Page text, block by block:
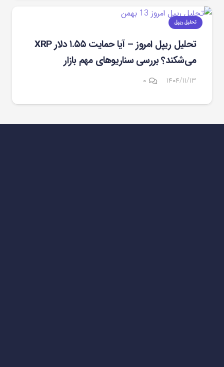
تحلیل ریپل
تحلیل ریپل امروز – آیا حمایت ۱.۵۵ دلار XRP
می‌شکند؟ بررسی سناریوهای مهم بازار
۱۴۰۴/۱۱/۱۳ ۰